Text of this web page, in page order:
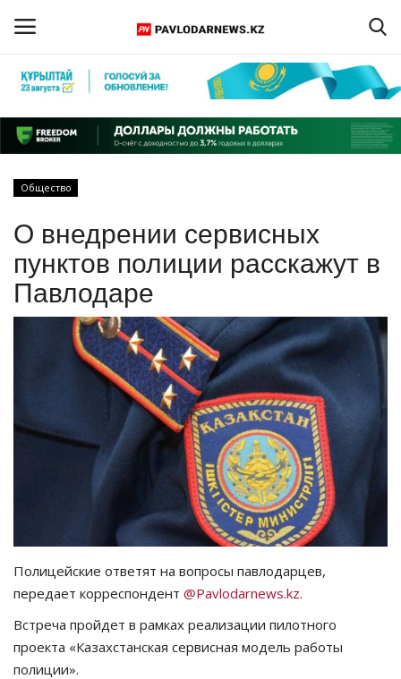
Регистрация
Главная
ПАВЛОДАРСКАЯ ОБЛАСТЬ
КАЗАХСТАН
СПЕЦПРОЕКТЫ
СПОРТ
РАЗВЛЕЧЕНИЯ
OFFICIAL
Язык
Общество
О внедрении сервисных
пунктов полиции расскажут в
Павлодаре
Полицейские ответят на вопросы павлодарцев,
передает корреспондент @Pavlodarnews.kz.
Встреча пройдет в рамках реализации пилотного
проекта «Казахстанская сервисная модель работы
полиции».